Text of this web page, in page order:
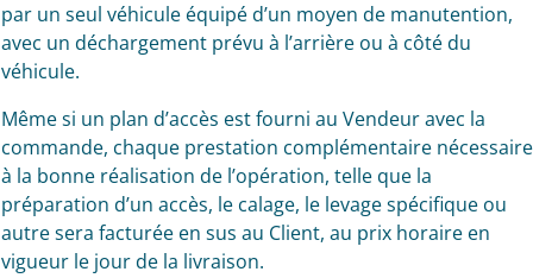
par un seul véhicule équipé d’un moyen de manutention,
avec un déchargement prévu à l’arrière ou à côté du
véhicule.
Même si un plan d’accès est fourni au Vendeur avec la
commande, chaque prestation complémentaire nécessaire
à la bonne réalisation de l’opération, telle que la
préparation d’un accès, le calage, le levage spécifique ou
autre sera facturée en sus au Client, au prix horaire en
vigueur le jour de la livraison.